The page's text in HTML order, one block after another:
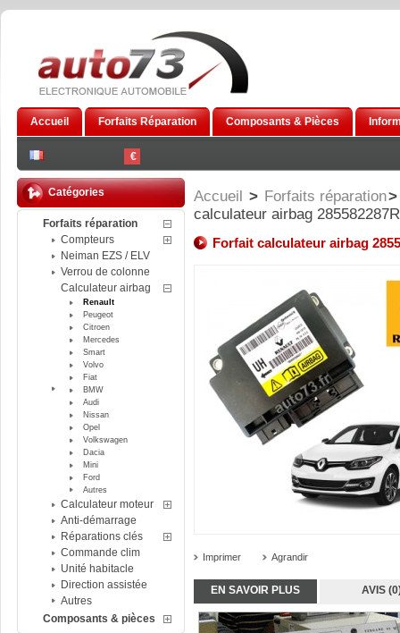
€
Accueil Forfaits Réparation Composants & Pièces
Catégories
Forfaits réparation
Compteurs
Neiman EZS / ELV
Verrou de colonne
Calculateur airbag
Renault
Peugeot
Citroen
Mercedes
Smart
Volvo
Fiat
BMW
Audi
Nissan
Opel
Volkswagen
Dacia
Mini
Ford
Autres
Calculateur moteur
Anti-démarrage
Réparations clés
Commande clim
Unité habitacle
Direction assistée
Autres
Composants & pièces
Accueil > Forfaits réparation>
calculateur airbag 285582287R
Forfait calculateur airbag
Imprimer Agrandir
EN SAVOIR PLUS AVIS